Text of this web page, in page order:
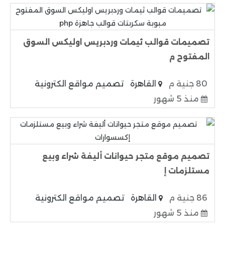
تصميمات قوالب ثيمات وردبريس اوليكس السوق
المفتوح م
80 جنية م القاهرة
تصميم مواقع الكترونية
منذ 5 شهور
تصميم موقع متجر حيوانات أليفة شراء وبيع
مستلزمات إ
86 جنية م القاهرة
تصميم مواقع الكترونية
منذ 5 شهور